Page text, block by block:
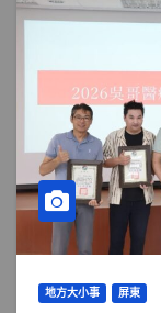
地方大小事 屏東